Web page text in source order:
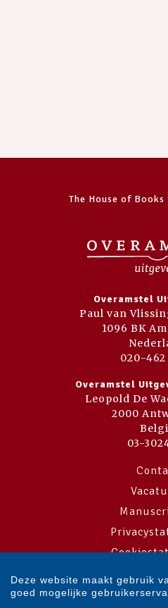
The House of
Overamstel
Paul van
1096 BK
020-462
Overamstel
Leopold De
2000
03-
Cookie-
Deze website maakt gebruik
goed mogelijke